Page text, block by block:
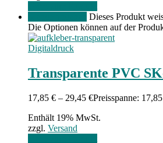
Dieses Produkt
Die Optionen können auf der
Digitaldruck
Transparente PVC
17,85 € – 29,45 €Preisspanne:
Enthält 19% MwSt.
zzgl. Versand